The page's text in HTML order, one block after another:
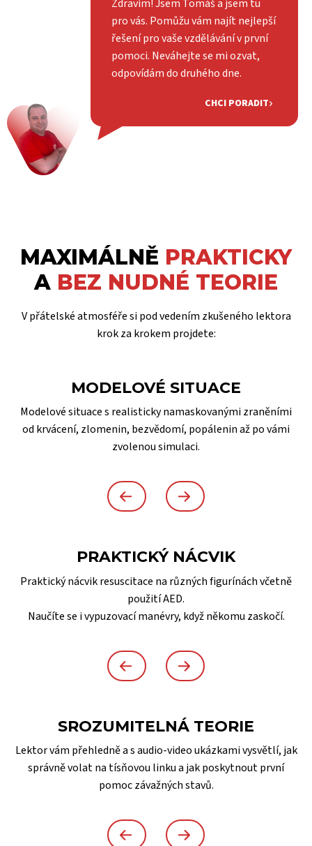
Zdravím! Jsem Tomáš a jsem tu
pro vás. Pomůžu vám najít nejlepší
řešení pro vaše vzdělávání v první
pomoci. Neváhejte se mi ozvat,
odpovídám do druhého dne.
CHCI PORADIT
MAXIMÁLNĚ PRAKTICKY
A BEZ NUDNÉ TEORIE
V přátelské atmosféře si pod vedením zkušeného lektora
krok za krokem projdete:
MODELOVÉ SITUACE
Modelové situace s realisticky namaskovanými zraněními
od krvácení, zlomenin, bezvědomí, popálenin až po vámi
zvolenou simulaci.
PRAKTICKÝ NÁCVIK
Praktický nácvik resuscitace na různých figurínách včetně
použití AED.
Naučíte se i vypuzovací manévry, když někomu zaskočí.
SROZUMITELNÁ TEORIE
Lektor vám přehledně a s audio-video ukázkami vysvětlí, jak
správně volat na tísňovou linku a jak poskytnout první
pomoc závažných stavů.